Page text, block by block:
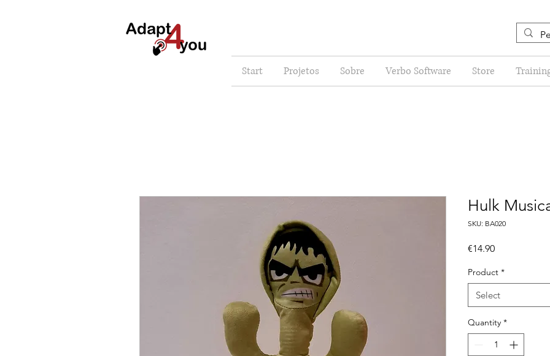
Start Projetos Sobre Verbo Software Store
Hulk
SKU: BA020
€14.90Price
Product *
Select
Quantity *